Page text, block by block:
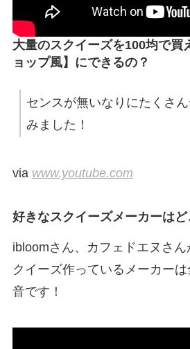
大量のスクイーズを100均で買
ョップ風】にできるの？
センスが無いなりにたくさ
みました！
via www.youtube.com
好きなスクイーズメーカーはど
ibloomさん、カフェドエヌさ
クイーズ作っているメーカー
音です！